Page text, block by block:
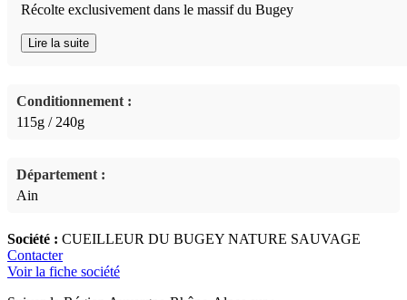
Récolte exclusivement dans le massif du Bugey
Lire la suite
Conditionnement :
115g / 240g
Département :
Ain
Société : CUEILLEUR DU BUGEY NATURE SAUVAGE
Contacter
Voir la fiche société